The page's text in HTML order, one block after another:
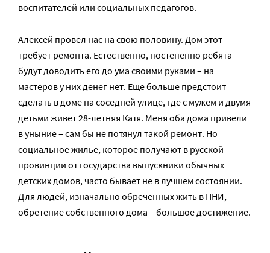
воспитателей или социальных педагогов.
Алексей провел нас на свою половину. Дом этот
требует ремонта. Естественно, постепенно ребята
будут доводить его до ума своими руками – на
мастеров у них денег нет. Еще больше предстоит
сделать в доме на соседней улице, где с мужем и двумя
детьми живет 28-летняя Катя. Меня оба дома привели
в уныние – сам бы не потянул такой ремонт. Но
социальное жилье, которое получают в русской
провинции от государства выпускники обычных
детских домов, часто бывает не в лучшем состоянии.
Для людей, изначально обреченных жить в ПНИ,
обретение собственного дома – большое достижение.